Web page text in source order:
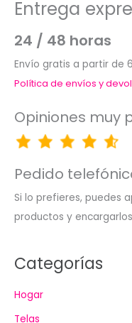
Entrega
24 / 48 horas
Envío gratis a partir de
Política de envíos y
Opiniones muy
Pedido
Si lo prefieres, puedes
productos y
Categorías
Hogar
Telas